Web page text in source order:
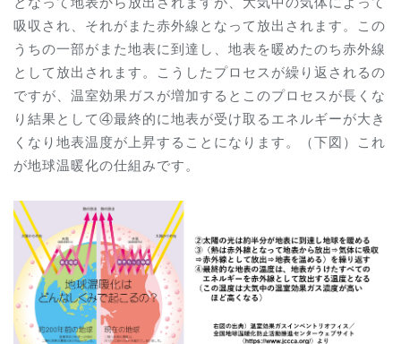
吸収され、それがまた赤外線となって放出されます。この
うちの一部がまた地表に到達し、地表を暖めたのち赤外線
として放出されます。こうしたプロセスが繰り返されるの
ですが、温室効果ガスが増加するとこのプロセスが長くな
り結果として④最終的に地表が受け取るエネルギーが大き
くなり地表温度が上昇することになります。（下図）これ
が地球温暖化の仕組みです。